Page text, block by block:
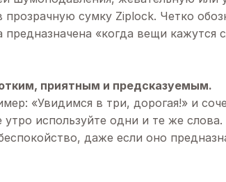
сумку Ziplock. Четко
«когда вещи кажутся
приятным и предсказуемым.
«Увидимся в три, дорогая!» и
используйте одни и те же слова.
даже если оно